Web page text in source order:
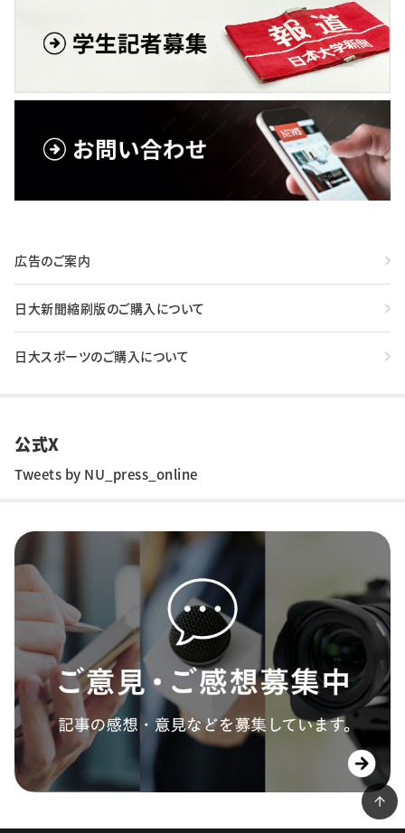
広告のご案内
日大新聞縮刷版のご購入について
日大スポーツのご購入について
公式X
Tweets by NU_press_online